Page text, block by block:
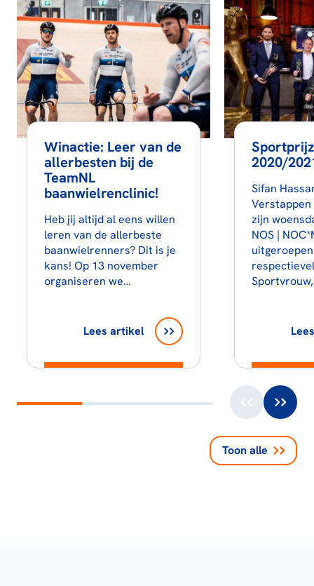
Winactie: Leer van de
allerbesten bij de
TeamNL
baanwielrenclinic!
Heb jij altijd al eens willen
leren van de allerbeste
baanwielrenners? Dit is je
kans! Op 13 november
organiseren we…
Lees artikel
2020/
Sifan
zijn
NOS |
Toon alle